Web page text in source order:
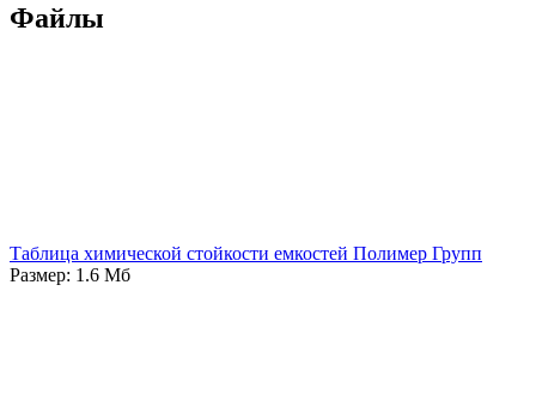
Файлы
Таблица химической стойкости емкостей Полимер Групп
Размер: 1.6 Мб